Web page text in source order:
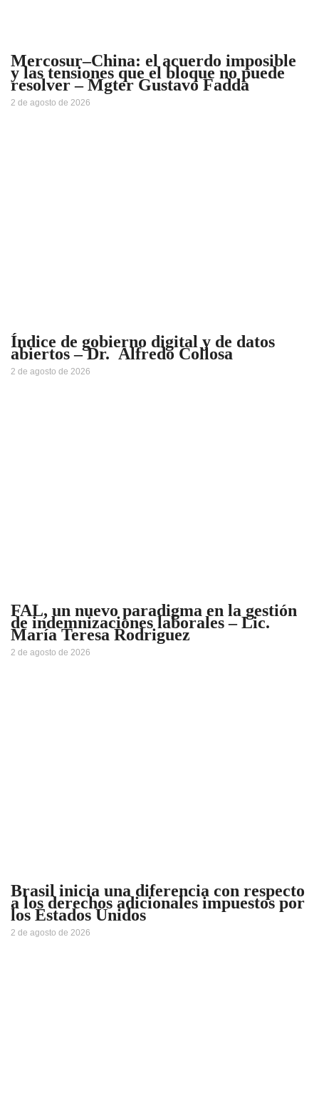
Mercosur–China: el acuerdo imposible
y las tensiones que el bloque no puede
resolver – Mgter Gustavo Fadda
2 de agosto de 2026
Índice de gobierno digital y de datos
abiertos – Dr. Alfredo Collosa
2 de agosto de 2026
FAL, un nuevo paradigma en la gestión
de indemnizaciones laborales – Lic.
María Teresa Rodriguez
2 de agosto de 2026
Brasil inicia una diferencia con respecto
a los derechos adicionales impuestos por
los Estados Unidos
2 de agosto de 2026